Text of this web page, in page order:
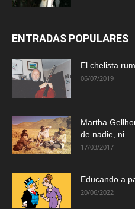
ENTRADAS POPULARES
El chelista
06/07/2019
Martha
de nadie, ni...
17/03/2017
Educando a
20/06/2022